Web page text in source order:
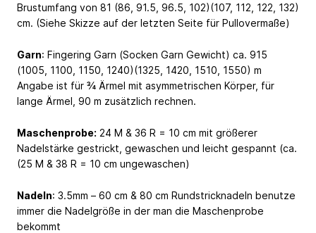
Brustumfang von 81 (86, 91.5, 96.5, 102)(107, 112, 122, 132)
cm. (Siehe Skizze auf der letzten Seite für Pullovermaße)
Garn: Fingering Garn (Socken Garn Gewicht) ca. 915
(1005, 1100, 1150, 1240)(1325, 1420, 1510, 1550) m
Angabe ist für ¾ Ärmel mit asymmetrischen Körper, für
lange Ärmel, 90 m zusätzlich rechnen.
Maschenprobe: 24 M & 36 R = 10 cm mit größerer
Nadelstärke gestrickt, gewaschen und leicht gespannt (ca.
(25 M & 38 R = 10 cm ungewaschen)
Nadeln: 3.5mm – 60 cm & 80 cm Rundstricknadeln benutze
immer die Nadelgröße in der man die Maschenprobe
bekommt